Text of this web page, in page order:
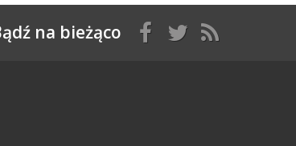
na bieżąco